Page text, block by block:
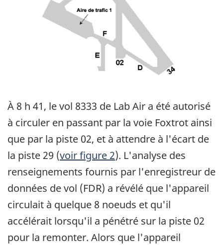
À 8 h 41, le vol 8333 de Lab Air a été autorisé
à circuler en passant par la voie Foxtrot ainsi
que par la piste 02, et à attendre à l'écart de
la piste 29 (voir figure 2). L'analyse des
renseignements fournis par l'enregistreur de
données de vol (FDR) a révélé que l'appareil
circulait à quelque 8 noeuds et qu'il
accélérait lorsqu'il a pénétré sur la piste 02
pour la remonter. Alors que l'appareil